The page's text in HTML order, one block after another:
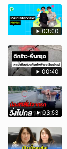
03:00
00:40
03:53